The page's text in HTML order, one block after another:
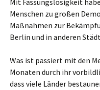
Mit Fassungslosigkeit
Menschen zu großen
Maßnahmen zur
Berlin und in anderen
Was ist passiert mit den
Monaten durch ihr
dass viele Länder